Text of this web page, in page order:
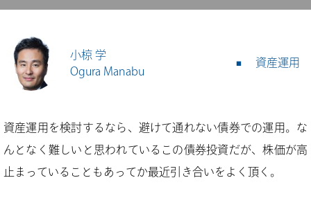
小椋 学
Ogura Manabu
資産運用
資産運用を検討するなら、避けて通れない債券での運用。な
んとなく難しいと思われているこの債券投資だが、株価が高
止まっていることもあってか最近引き合いをよく頂く。